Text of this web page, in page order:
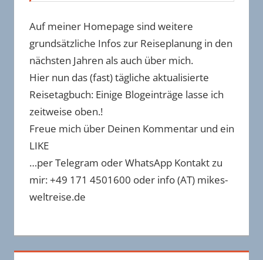
Auf meiner Homepage sind weitere
grundsätzliche Infos zur Reiseplanung in den
nächsten Jahren als auch über mich.
Hier nun das (fast) tägliche aktualisierte
Reisetagbuch: Einige Blogeinträge lasse ich
zeitweise oben.!
Freue mich über Deinen Kommentar und ein
LIKE
…per Telegram oder WhatsApp Kontakt zu
mir: +49 171 4501600 oder info (AT) mikes-
weltreise.de